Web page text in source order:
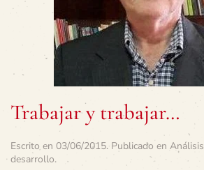
Trabajar y trabajar…
Escrito en 03/06/2015. Publicado en Análisis
desarrollo.